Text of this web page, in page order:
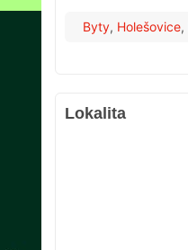
Byty, Holešovice,
Lokalita